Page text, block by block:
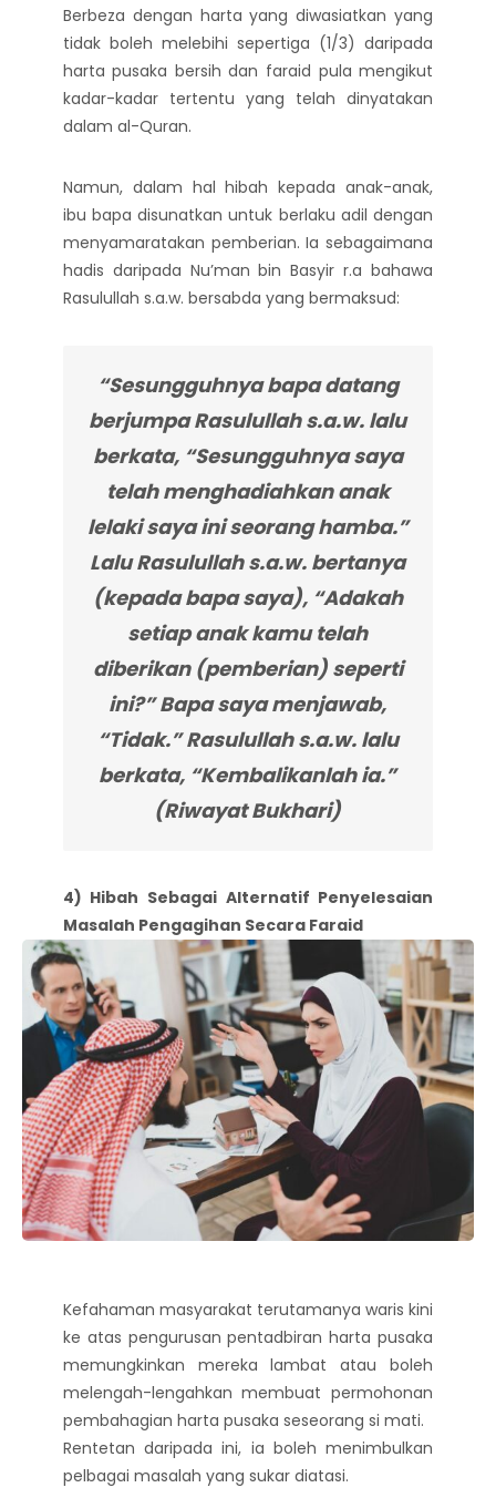
Berbeza dengan harta yang diwasiatkan yang
tidak boleh melebihi sepertiga (1/3) daripada
harta pusaka bersih dan faraid pula mengikut
kadar-kadar tertentu yang telah dinyatakan
dalam al-Quran.
Namun, dalam hal hibah kepada anak-anak,
ibu bapa disunatkan untuk berlaku adil dengan
menyamaratakan pemberian. Ia sebagaimana
hadis daripada Nu’man bin Basyir r.a bahawa
Rasulullah s.a.w. bersabda yang bermaksud:
“Sesungguhnya bapa datang
berjumpa Rasulullah s.a.w. lalu
berkata, “Sesungguhnya saya
telah menghadiahkan anak
lelaki saya ini seorang hamba.”
Lalu Rasulullah s.a.w. bertanya
(kepada bapa saya), “Adakah
setiap anak kamu telah
diberikan (pemberian) seperti
ini?” Bapa saya menjawab,
“Tidak.” Rasulullah s.a.w. lalu
berkata, “Kembalikanlah ia.”
(Riwayat Bukhari)
4) Hibah Sebagai Alternatif Penyelesaian
Masalah Pengagihan Secara Faraid
Kefahaman masyarakat terutamanya waris kini
ke atas pengurusan pentadbiran harta pusaka
memungkinkan mereka lambat atau boleh
melengah-lengahkan membuat permohonan
pembahagian harta pusaka seseorang si mati.
Rentetan daripada ini, ia boleh menimbulkan
pelbagai masalah yang sukar diatasi.